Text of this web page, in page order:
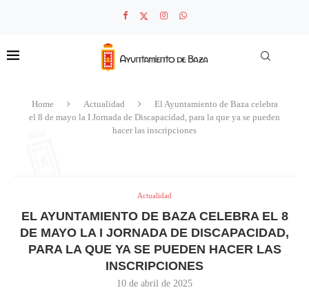
Home Actualidad
El Ayuntamiento de Baza celebra
el 8 de mayo la I Jornada de Discapacidad, para la que ya se pueden
hacer las inscripciones
Actualidad
EL AYUNTAMIENTO DE BAZA CELEBRA EL 8
DE MAYO LA I JORNADA DE DISCAPACIDAD,
PARA LA QUE YA SE PUEDEN HACER LAS
INSCRIPCIONES
10 de abril de 2025